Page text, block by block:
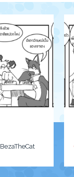
BezaTheCat